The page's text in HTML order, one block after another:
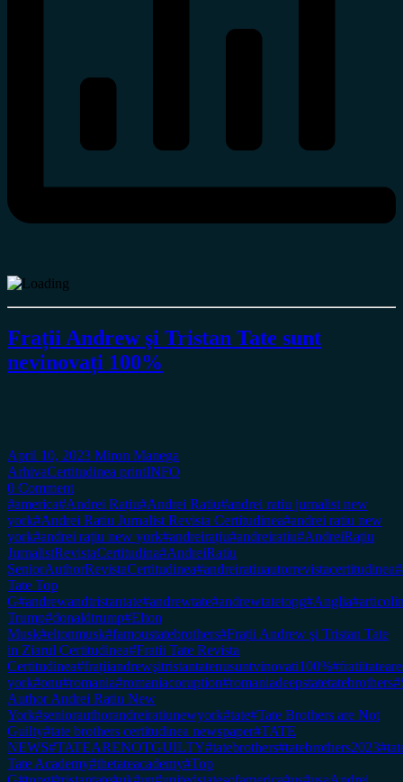
Frații Andrew şi Tristan Tate sunt
nevinovați 100%
April 10, 2023 Miron Manega
ArhivaCertitudinea printINFO
0 Comment
#america#Andrei Rațiu#Andrei Ratiu#andrei ratiu jurnalist new
york#Andrei Ratiu Jurnalist Revista Certitudinea#andrei ratiu new
york#andrei rațiu new york#andreirațiu#andreiratiu#AndreiRațiu
JurnalistRevistaCertitudina#AndreiRatiu
SeniorAuthorRevistaCertitudinea#andreiratiuautorrevistacertitudinea
Tate Top
G#andrewandtristantate#andrewtate#andrewtatetopg#Anglia
Trump#donaldtrump#Elton
Musk#eltonmusk#famoustatebrothers#Frații Andrew şi Tristan Tate
in Ziarul Certitudinea#Fratii Tate Revista
Certitudinea#frațiiandrewşitristantatenusuntvinovati100%
york#onu#romania#romaniacoruption#romaniadeepstatetatebrothers
Author Andrei Ratiu New
York#seniorauthorandreiratiunewyork#tate#Tate Brothers are Not
Guilty#tate brothers certitudinea newspaper#TATE
NEWS#TATEARENOTGUILTY#tatebrothers#tatebrothers2023
Tate Academy#thetateacademy#Top